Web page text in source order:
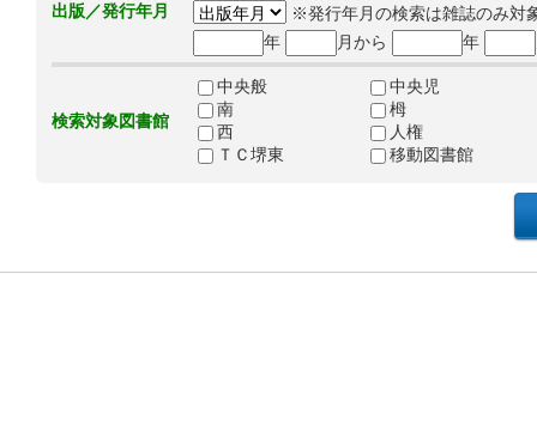
出版／発行年月
※発行年月の検索は雑誌のみ対
年
月から 年
検索対象図書館
中央般
中央児
南
栂
西
人権
ＴＣ堺東
移動図書館